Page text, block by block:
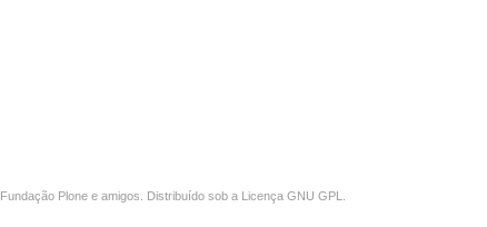
Fundação Plone e amigos. Distribuído sob a Licença GNU GPL